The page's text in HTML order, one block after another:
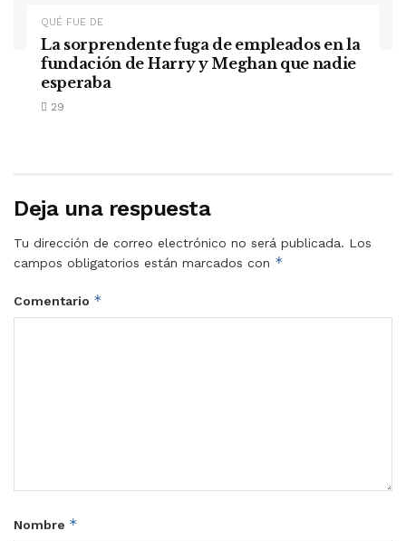
QUÉ FUE DE
La sorprendente fuga de empleados en la
fundación de Harry y Meghan que nadie
esperaba
29
Deja una respuesta
Tu dirección de correo electrónico no será publicada. Los
campos obligatorios están marcados con *
Comentario *
Nombre *